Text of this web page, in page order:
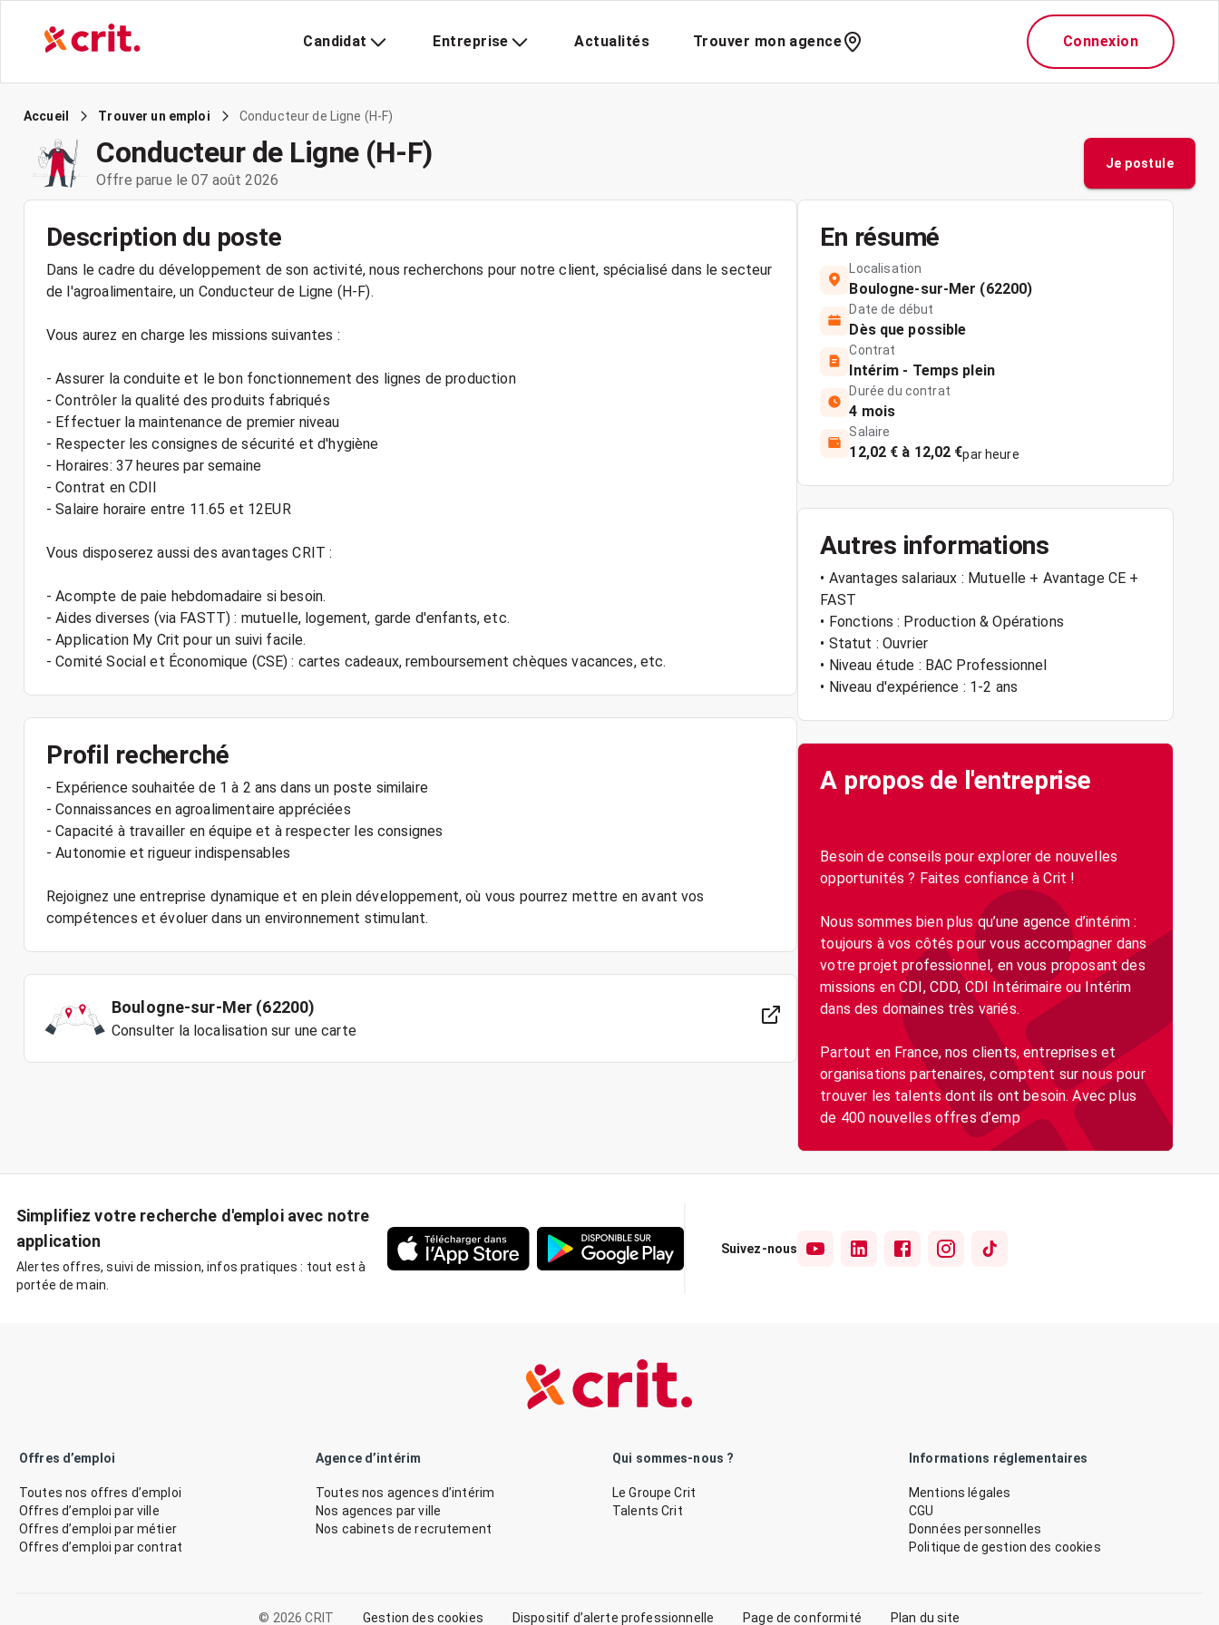
Candidat Entreprise Actualités Trouver mon agence Connexion
Accueil Trouver un emploi Conducteur de Ligne (H-F)
Conducteur de Ligne (H-F)
Offre parue le 07 août 2026
Je postule
Description du poste
Dans le cadre du développement de son activité, nous recherchons pour notre client, spécialisé dans le secteur
de l'agroalimentaire, un Conducteur de Ligne (H-F).
Vous aurez en charge les missions suivantes :
- Assurer la conduite et le bon fonctionnement des lignes de production
- Contrôler la qualité des produits fabriqués
- Effectuer la maintenance de premier niveau
- Respecter les consignes de sécurité et d'hygiène
- Horaires: 37 heures par semaine
- Contrat en CDII
- Salaire horaire entre 11.65 et 12EUR
Vous disposerez aussi des avantages CRIT :
- Acompte de paie hebdomadaire si besoin.
- Aides diverses (via FASTT) : mutuelle, logement, garde d'enfants, etc.
- Application My Crit pour un suivi facile.
Profil recherché
- Expérience souhaitée de 1 à 2 ans dans un poste similaire
- Connaissances en agroalimentaire appréciées
- Capacité à travailler en équipe et à respecter les consignes
- Autonomie et rigueur indispensables
Rejoignez une entreprise dynamique et en plein développement, où vous pourrez mettre en avant vos
Boulogne-sur-Mer (62200)
Consulter la localisation sur une carte
En résumé
Localisation
Boulogne-sur-Mer (62200)
Date de début
Dès que possible
Contrat
Intérim - Temps plein
Durée du contrat
4 mois
Salaire
12,02 € à 12,02 €par heure
Autres informations
• Avantages salariaux : Mutuelle + Avantage CE +
FAST
• Fonctions : Production & Opérations
• Statut : Ouvrier
• Niveau étude : BAC Professionnel
• Niveau d'expérience : 1-2 ans
A propos de l'entreprise
Besoin de conseils pour explorer de nouvelles
opportunités ? Faites confiance à Crit !
Nous sommes bien plus qu’une agence d’intérim :
toujours à vos côtés pour vous accompagner dans
votre projet professionnel, en vous proposant des
missions en CDI, CDD, CDI Intérimaire ou Intérim
dans des domaines très variés.
Partout en France, nos clients, entreprises et
organisations partenaires, comptent sur nous pour
trouver les talents dont ils ont besoin. Avec plus
de 400 nouvelles offres d’emp
Simplifiez votre recherche d'emploi avec notre
application
Alertes offres, suivi de mission, infos pratiques : tout est à
portée de main.
Suivez-nous
Offres d’emploi
Toutes nos offres d’emploi
Offres d’emploi par ville
Offres d’emploi par métier
Offres d’emploi par contrat
Agence d’intérim
Toutes nos agences d’intérim
Nos agences par ville
Nos cabinets de recrutement
Qui sommes-nous ?
Le Groupe Crit
Talents Crit
Informations réglementaires
Mentions légales
CGU
Données personnelles
Politique de gestion des cookies
© 2026 CRIT Gestion des cookies Dispositif d’alerte professionnelle Page de conformité Plan du site